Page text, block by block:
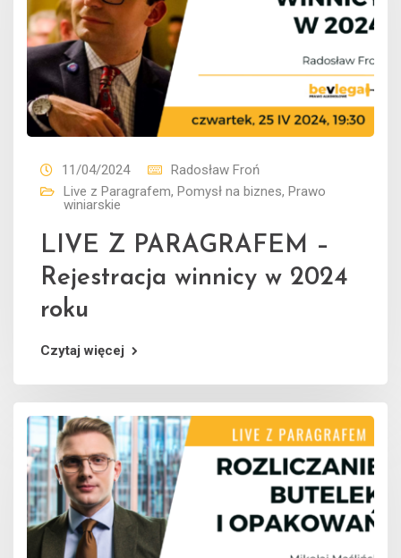
11/04/2024
Radosław Froń
Live z Paragrafem, Pomysł na biznes, Prawo
winiarskie
LIVE Z PARAGRAFEM –
Rejestracja winnicy w 2024
roku
Czytaj więcej